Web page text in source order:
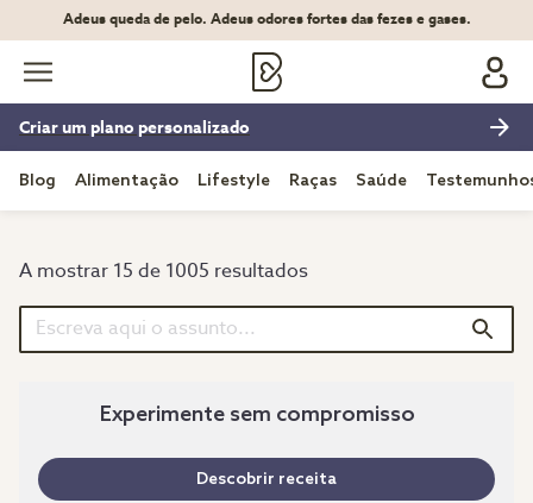
Adeus queda de pelo. Adeus odores fortes das fezes e gases.
Criar um plano personalizado
Blog Alimentação Lifestyle Raças Saúde
A mostrar 15 de 1005 resultados
Experimente sem compromisso
Descobrir receita